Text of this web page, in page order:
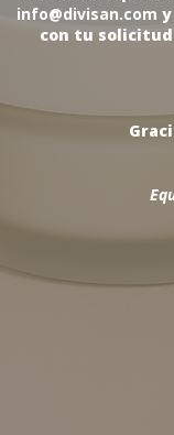
info@divisan.com
con tu solicitud